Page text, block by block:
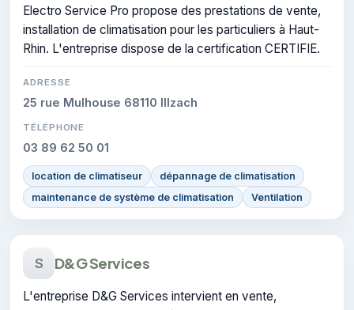
Electro Service Pro propose des prestations de vente,
installation de climatisation pour les particuliers à Haut-
Rhin. L'entreprise dispose de la certification CERTIFIE.
ADRESSE
25 rue Mulhouse 68110 Illzach
TÉLÉPHONE
03 89 62 50 01
location de climatiseur
dépannage de climatisation
maintenance de système de climatisation
Ventilation
S D&G Services
L'entreprise D&G Services intervient en vente,